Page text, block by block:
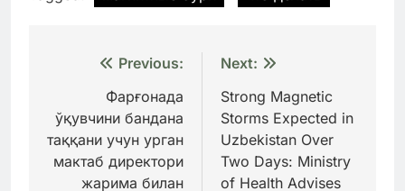
Навигация
записям
Previous:
Фарғонада
ўқувчини бандана
таққани учун урган
мактаб директори
жарима билан
Next:
Strong Magnetic
Storms Expected in
Uzbekistan Over
Two Days: Ministry
of Health Advises